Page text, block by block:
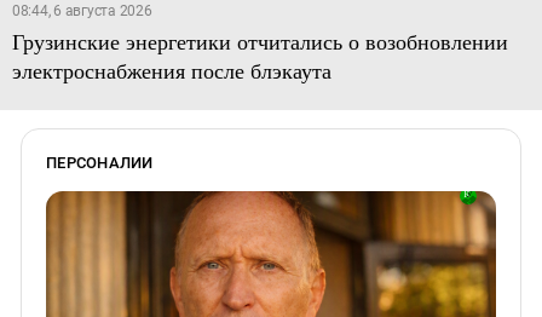
08:44, 6 августа 2026
Грузинские энергетики отчитались о возобновлении
электроснабжения после блэкаута
ПЕРСОНАЛИИ